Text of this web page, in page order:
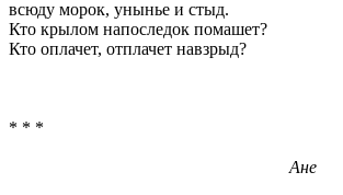
всюду морок, унынье и стыд.
Кто крылом напоследок помашет?
Кто оплачет, отплачет навзрыд?
* * *
Ане